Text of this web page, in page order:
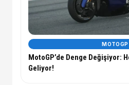
MOTOGP
MotoGP’de Denge Değişiyor:
Geliyor!